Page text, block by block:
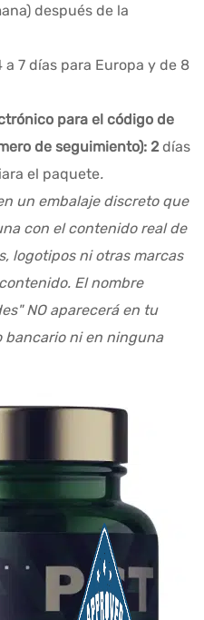
después de la
a 7 días para Europa y de 8
para el código de
de seguimiento): 2días
el paquete.
un embalaje discreto que
con el contenido real de
logotipos ni otras marcas
El nombre
NO aparecerá en tu
ni en ninguna